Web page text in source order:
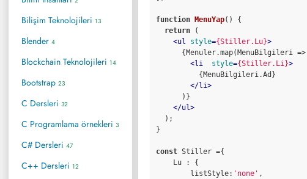
Bilişim Teknolojileri 13
Blender 4
Blockchain Teknolojileri 14
Bootstrap 23
C Dersleri 32
C Programlama örnekleri 3
C# Dersleri 47
C++ Dersleri 12
function MenuYap() {
return (
<ul style={Stiller.Lu}>
      {Menuler.map(MenuBilgileri =>
<li style={Stiller.Li}>
          {MenuBilgileri.Ad}
</li>
      )}
</ul>
  );
}
const Stiller ={
Lu : {
listStyle: 'none' ,